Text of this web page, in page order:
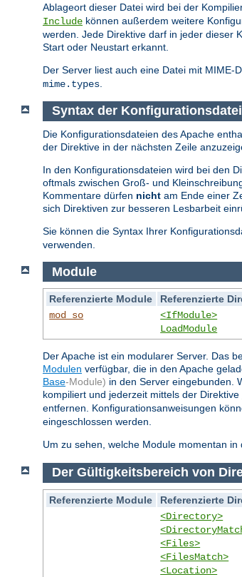
Ablageort dieser Datei wird bei der
Include können außerdem weitere
werden. Jede Direktive darf in jeder dieser
Start oder Neustart erkannt.
Der Server liest auch eine Datei mit MIME-
mime.types
Syntax der
Die Konfigurationsdateien des Apache
der Direktive in der nächsten Zeile
In den Konfigurationsdateien wird bei den
oftmals zwischen Groß- und
Kommentare dürfen nicht am Ende einer
sich Direktiven zur besseren Lesbarbeit
Sie können die Syntax Ihrer
verwenden.
Module
Referenzierte Module
Referenzierte
mod_so
<IfModule>
LoadModule
Der Apache ist ein modularer Server. Das
Modulen verfügbar, die in den Apache
Base-Module) in den Server eingebunden.
kompiliert und jederzeit mittels der Direktive
entfernen. Konfigurationsanweisungen
eingeschlossen werden.
Um zu sehen, welche Module momentan
Der Gültigkeitsbereich von
Referenzierte Module
Referenzierte
<Directory>
<Files>
<FilesMatch>
<Location>